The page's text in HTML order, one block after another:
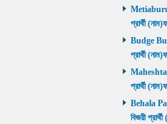
Metiaburuz
প্রার্থী
Budge
প্রার্থী
প্রার্থী
Behala
বিজয়ী